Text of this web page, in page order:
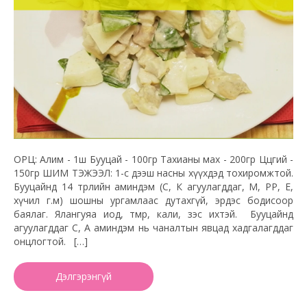
ОРЦ: Алим - 1ш Бууцай - 100гр Тахианы мах - 200гр Цөцгий -
150гр ШИМ ТЭЖЭЭЛ: 1-с дээш насны хүүхдэд тохиромжтой.
Бууцайнд 14 төрлийн аминдэм (С, К агуулагддаг, М, РР, Е,
хүчил г.м) шошны ургамлаас дутахгүй, эрдэс бодисоор
баялаг. Ялангуяа иод, төмөр, кали, зэс ихтэй. Бууцайнд
агуулагддаг С, А аминдэм нь чаналтын явцад хадгалагддаг
онцлогтой. […]
Дэлгэрэнгүй